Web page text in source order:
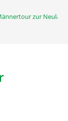
zur